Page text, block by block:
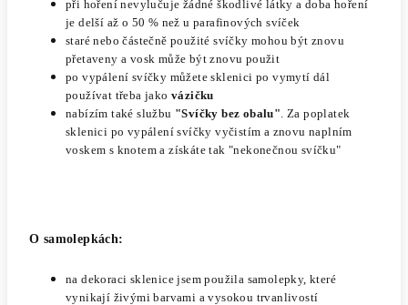
při hoření nevylučuje žádné škodlivé látky a doba hoření
je delší až o 50 % než u parafinových svíček
staré nebo částečně použité svíčky mohou být znovu
přetaveny a vosk může být znovu použit
po vypálení svíčky můžete sklenici po vymytí dál
používat třeba jakovázičku
nabízím také službu "Svíčky bez obalu". Za poplatek
sklenici po vypálení svíčky vyčistím a znovu naplním
voskem s knotem a získáte tak "nekonečnou svíčku"
O samolepkách:
na dekoraci sklenice jsem použila samolepky, které
vynikají živými barvami a vysokou trvanlivostí